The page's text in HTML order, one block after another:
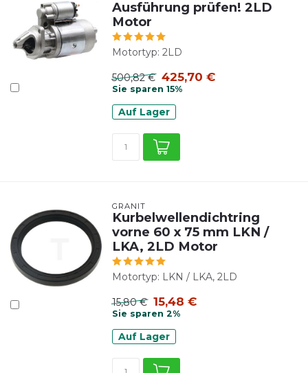
Ausführung prüfen! 2LD
Motor
Motortyp: 2LD
500,82 € 425,70 €
Sie sparen 15%
Auf Lager
GRANIT
Kurbelwellendichtring
vorne 60 x 75 mm LKN /
LKA, 2LD Motor
Motortyp: LKN / LKA, 2LD
15,80 € 15,48 €
Sie sparen 2%
Auf Lager